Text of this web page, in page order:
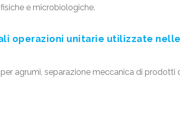
e microbiologiche.
operazioni unitarie utilizzate
agrumi, separazione meccanica di prodotti